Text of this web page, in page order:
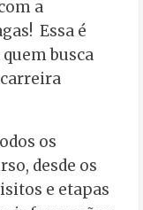
a
Essa é
busca
os
desde os
e etapas